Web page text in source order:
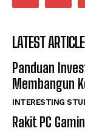
LATEST
Panduan
Membangun
INTERESTING
Rakit PC